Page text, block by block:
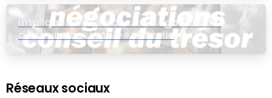
Impliquez-vous dans les négociations
dans une assemblée virtuelle
Réseaux sociaux